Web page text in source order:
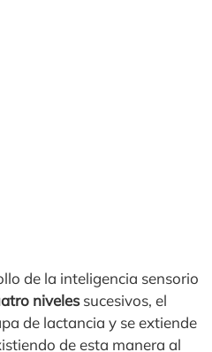
de la inteligencia sensorio
nivelessucesivos, el
de lactancia y se extiende
de esta manera al